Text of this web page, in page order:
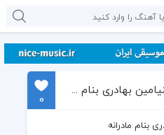
دانلود آهنگ جدید بنیامین بهادری بنام مادرانه
0
بنام مادرانه